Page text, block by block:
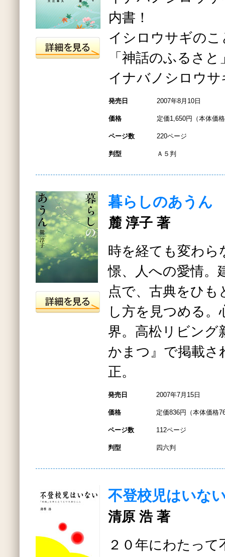
内書！
イシロウサギの
「神話のふるさ
イナバノシロウ
発売日 2007年8月10日
価格 定価1,650円（本体価
ページ数 220ページ
判型 Ａ５判
暮らしのあうん
麓 淳子 著
時を経ても変わら
憬、人への愛情。
点で、古典をひも
し方を見つめる。
界。高松リビング
かまつ』で掲載さ
正。
発売日 2007年7月15日
価格 定価836円（本体価格
ページ数 112ページ
判型 四六判
不登校児はいな
清原 浩 著
２０年にわたっ